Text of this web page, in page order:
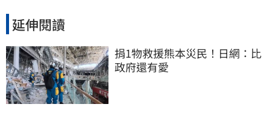
延伸閱讀
捐1物救援熊本災民！日網：比
政府還有愛